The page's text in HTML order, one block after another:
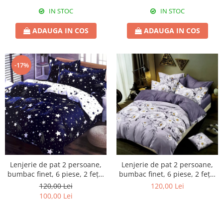
IN STOC
ADAUGA IN COS
IN STOC
ADAUGA IN COS
-17%
Lenjerie de pat 2 persoane,
bumbac finet, 6 piese, 2 fețe,
bleumarin, SP605
120,00 Lei
100,00 Lei
Lenjerie de pat 2 persoane,
bumbac finet, 6 piese, 2 fețe,
mov, SP484
120,00 Lei